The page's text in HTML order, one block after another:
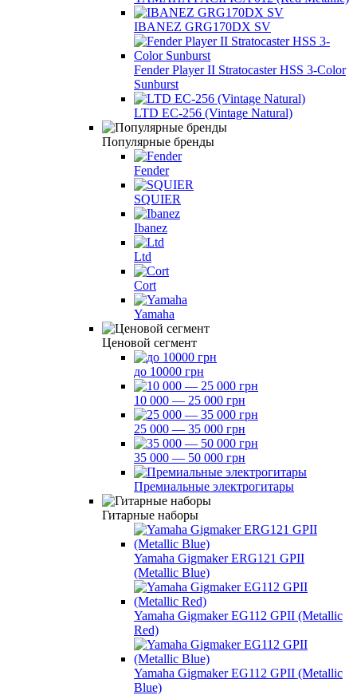
IBANEZ GRG170DX SV
Fender Player II Stratocaster HSS 3-Color
Sunburst
LTD EC-256 (Vintage Natural)
Популярные бренды
Fender
SQUIER
Ibanez
Ltd
Cort
Yamaha
Ценовой сегмент
до 10000 грн
10 000 — 25 000 грн
25 000 — 35 000 грн
35 000 — 50 000 грн
Премиальные электрогитары
Гитарные наборы
Yamaha Gigmaker ERG121 GPII
(Metallic Blue)
Yamaha Gigmaker EG112 GPII (Metallic
Red)
Yamaha Gigmaker EG112 GPII (Metallic
Blue)